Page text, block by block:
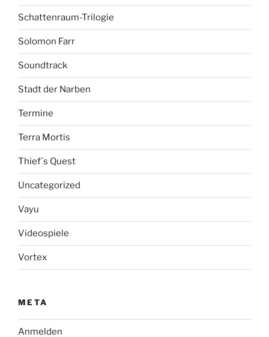
Schattenraum-Trilogie
Solomon Farr
Soundtrack
Stadt der Narben
Termine
Terra Mortis
Thief´s Quest
Uncategorized
Vayu
Videospiele
Vortex
META
Anmelden